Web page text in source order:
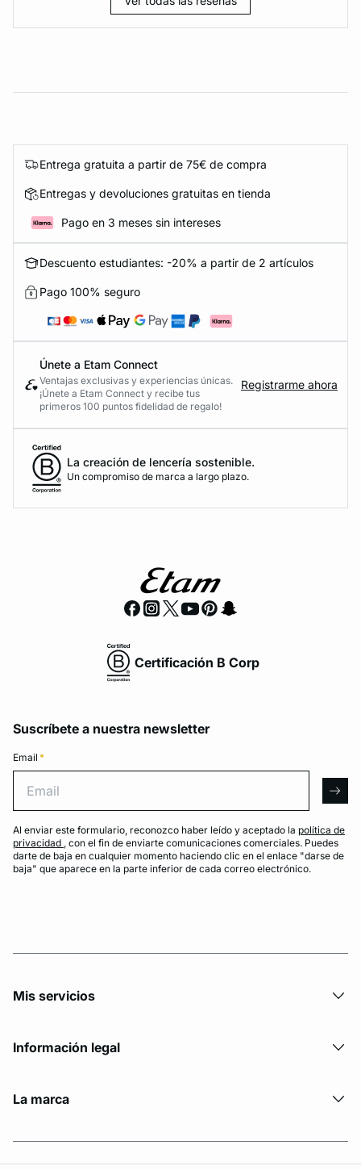
Entrega gratuita a partir de 75€ de compra
Entregas y devoluciones gratuitas en tienda
Pago en 3 meses sin intereses
Descuento estudiantes: -20% a partir de 2 artículos
Pago 100% seguro
Únete a Etam Connect
Ventajas exclusivas y experiencias únicas.
¡Únete a Etam Connect y recibe tus
primeros 100 puntos fidelidad de regalo!
Registrarme ahora
La creación de lencería sostenible.
Un compromiso de marca a largo plazo.
Certificación B Corp
Suscríbete a nuestra newsletter
Email *
Al enviar este formulario, reconozco haber leído y aceptado la política de
privacidad , con el fin de enviarte comunicaciones comerciales. Puedes
darte de baja en cualquier momento haciendo clic en el enlace "darse de
baja" que aparece en la parte inferior de cada correo electrónico.
Mis servicios
Información legal
La marca